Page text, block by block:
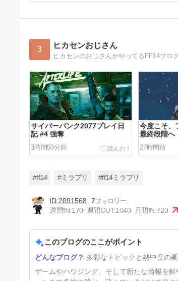
3 ヒカセンおじさん
ヒカセンのおじさんがやってるFF14ブロ
サイバーパンク2077プレイ日
記 #4 強奪
3時間50分前
今度こそ、
最終段階へ
27時間前
記 #2 情報
5日前
#ff14 #ミラプリ #ff14ミラプリ
2091568
7
週間IN:170 週間OUT:1040 月間IN:720
このブログのここがポイント
多彩なトピックと熱中度の高
ゲームやハウジング、そして新たな情報を